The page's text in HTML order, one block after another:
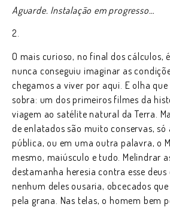
Aguarde. Instalação em progresso…
2.
O mais curioso, no final dos cálculos,
nunca conseguiu imaginar as
chegamos a viver por aqui. E olha
sobra: um dos primeiros filmes da
viagem ao satélite natural da Terra.
de enlatados são muito conservas,
pública, ou em uma outra palavra, o
mesmo, maiúsculo e tudo. Melindrar
destamanha heresia contra esse
nenhum deles ousaria, obcecados
pela grana. Nas telas, o homem bem